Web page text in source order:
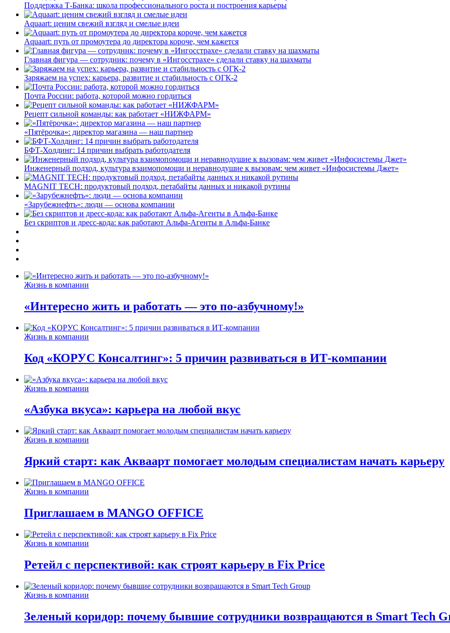
Поддержка Т-Банка: школа профессионального роста и построения карьеры
Aquaart: ценим свежий взгляд и смелые идеи
Aquaart: путь от промоутера до директора короче, чем кажется
Главная фигура — сотрудник: почему в «Ингосстрахе» сделали ставку на шахматы
Заряжаем на успех: карьера, развитие и стабильность c ОГК-2
Почта России: работа, которой можно гордиться
Рецепт сильной команды: как работает «НИЖФАРМ»
«Пятёрочка»: директор магазина — наш партнер
БФТ-Холдинг: 14 причин выбрать работодателя
Инженерный подход, культура взаимопомощи и неравнодушие к вызовам: чем живет «Инфосистемы Джет»
MAGNIT TECH: продуктовый подход, петабайты данных и никакой рутины
«Зарубежнефть»: люди — основа компании
Без скриптов и дресс-кода: как работают Альфа-Агенты в Альфа-Банке
Жизнь в компании
«Интересно жить и работать — это по-азбучному!»
Жизнь в компании
Код «КОРУС Консалтинг»: 5 причин развиваться в ИТ-компании
Жизнь в компании
«Азбука вкуса»: карьера на любой вкус
Жизнь в компании
Яркий старт: как Акваарт помогает молодым специалистам начать карьеру
Жизнь в компании
Приглашаем в MANGO OFFICE
Жизнь в компании
Ретейл с перспективой: как строят карьеру в Fix Price
Жизнь в компании
Зеленый коридор: почему бывшие сотрудники возвращаются в Smart Tech